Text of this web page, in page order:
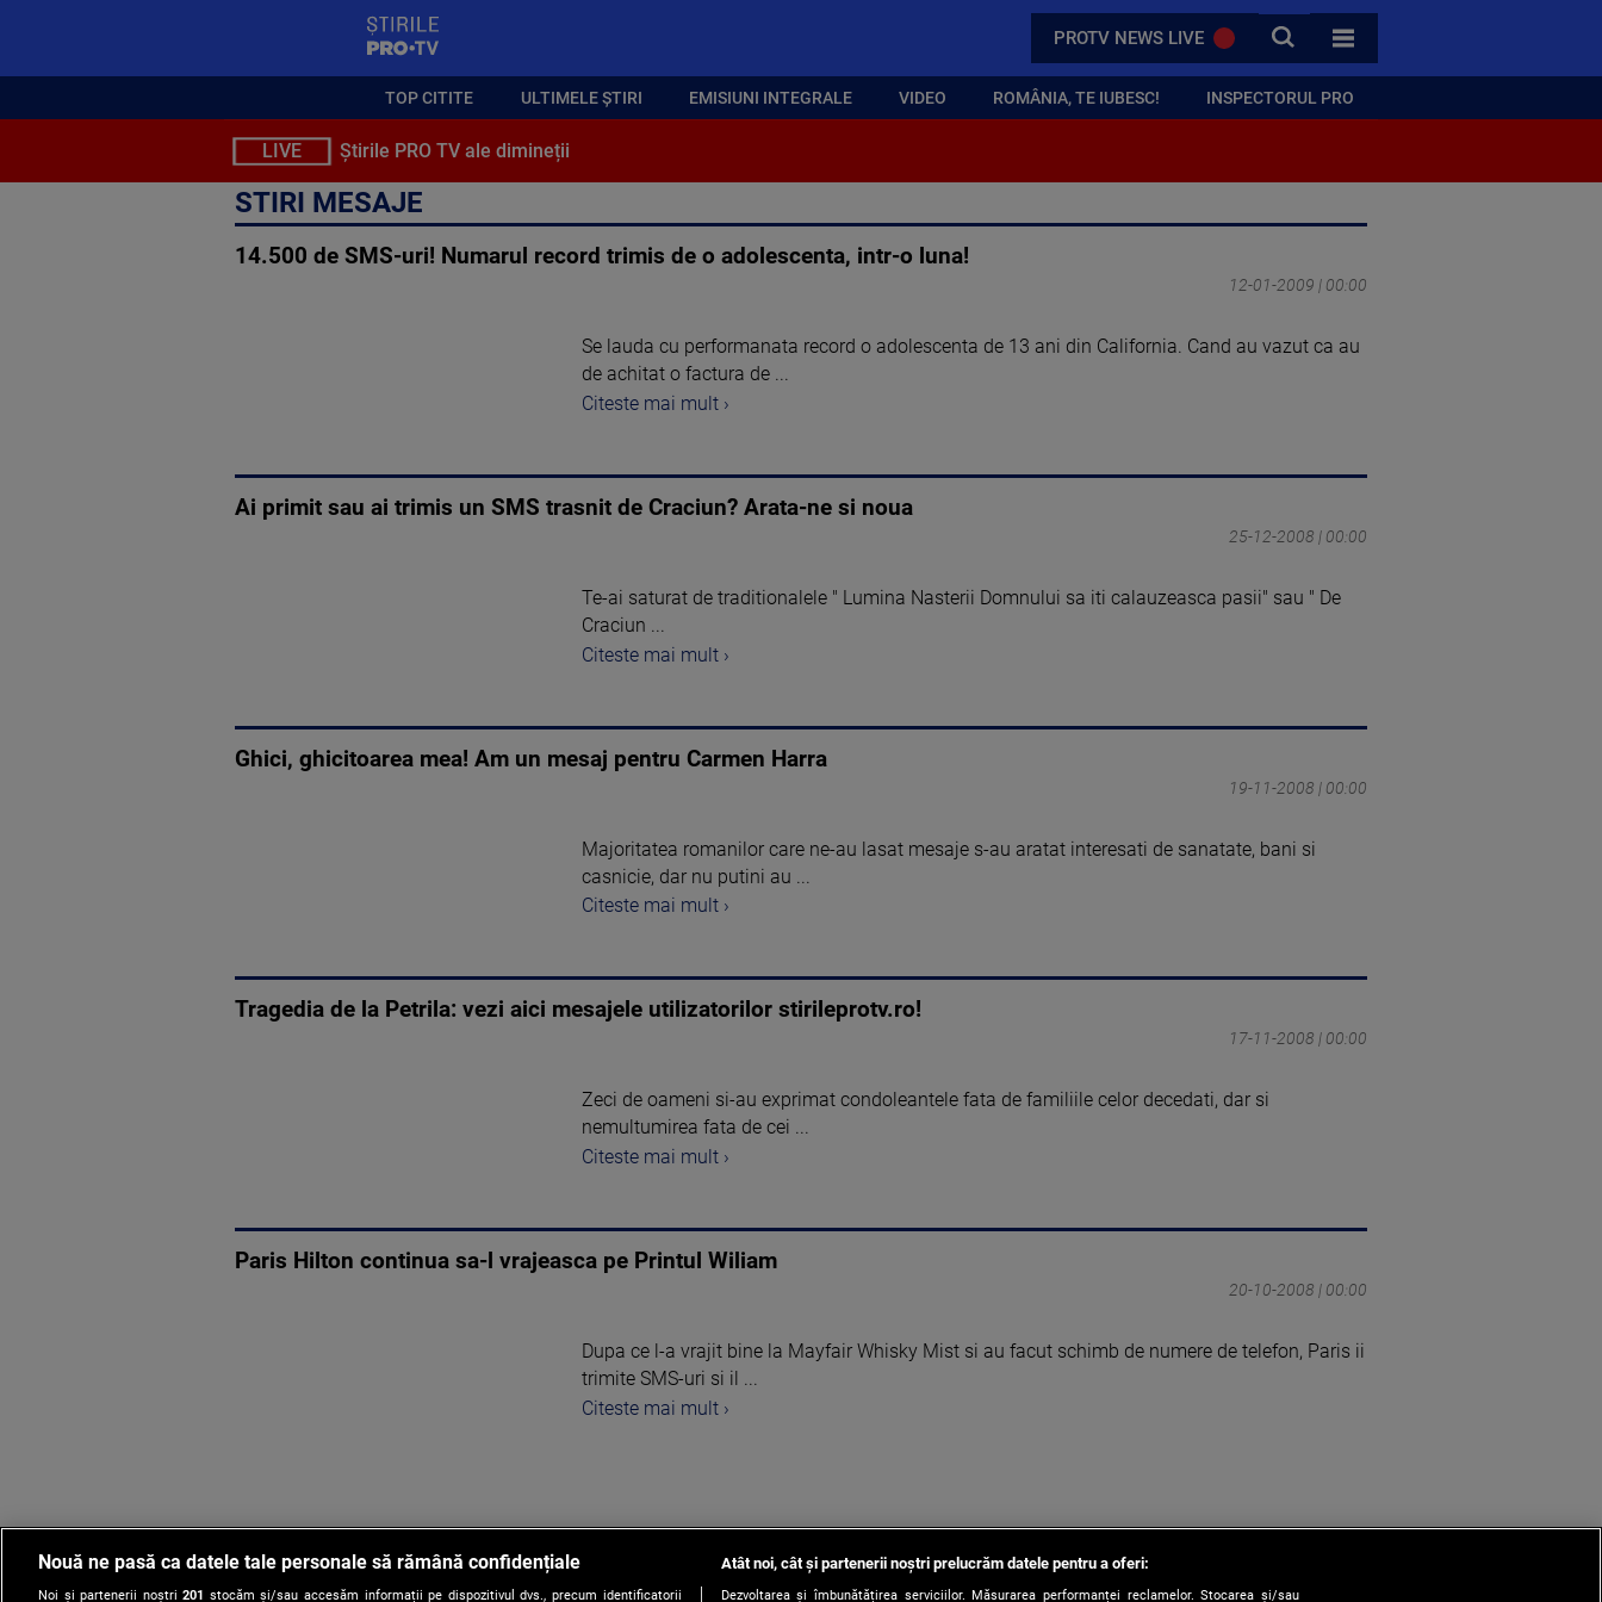
PROTV NEWS LIVE CAUTA
TOATE CATEGORIILE
TOP CITITE ULTIMELE ȘTIRI EMISIUNI INTEGRALE VIDEO ROMÂNIA, TE IUBESC! INSPECTORUL PRO
LIVE Știrile PRO TV ale dimineții
STIRI MESAJE
14.500 de SMS-uri! Numarul record trimis de o adolescenta, intr-o luna!
12-01-2009 | 00:00
Se lauda cu performanata record o adolescenta de 13 ani din California. Cand au vazut ca au
de achitat o factura de ...
Citeste mai mult ›
Ai primit sau ai trimis un SMS trasnit de Craciun? Arata-ne si noua
25-12-2008 | 00:00
Te-ai saturat de traditionalele " Lumina Nasterii Domnului sa iti calauzeasca pasii" sau " De
Craciun ...
Citeste mai mult ›
Ghici, ghicitoarea mea! Am un mesaj pentru Carmen Harra
19-11-2008 | 00:00
Majoritatea romanilor care ne-au lasat mesaje s-au aratat interesati de sanatate, bani si
casnicie, dar nu putini au ...
Citeste mai mult ›
Tragedia de la Petrila: vezi aici mesajele utilizatorilor stirileprotv.ro!
17-11-2008 | 00:00
Zeci de oameni si-au exprimat condoleantele fata de familiile celor decedati, dar si
nemultumirea fata de cei ...
Citeste mai mult ›
Paris Hilton continua sa-l vrajeasca pe Printul Wiliam
20-10-2008 | 00:00
Dupa ce l-a vrajit bine la Mayfair Whisky Mist si au facut schimb de numere de telefon, Paris ii
trimite SMS-uri si il ...
Citeste mai mult ›
‹ 1 ... 9
Nouă ne pasă ca datele tale personale să rămână confidențiale
Noi și partenerii noștri201 stocăm și/sau accesăm informații pe dispozitivul dvs., precum identificatorii
Atât noi, cât și partenerii noștri prelucrăm datele pentru a oferi:
Dezvoltarea și îmbunătățirea serviciilor. Măsurarea performanței reclamelor. Stocarea și/sau